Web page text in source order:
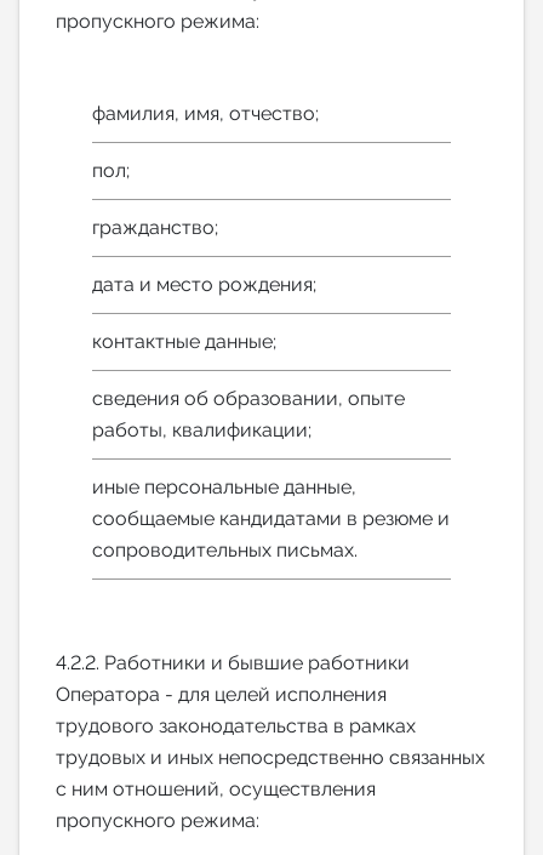
пропускного режима:
фамилия, имя, отчество;
пол;
гражданство;
дата и место рождения;
контактные данные;
сведения об образовании, опыте
работы, квалификации;
иные персональные данные,
сообщаемые кандидатами в резюме и
сопроводительных письмах.
4.2.2. Работники и бывшие работники
Оператора - для целей исполнения
трудового законодательства в рамках
трудовых и иных непосредственно связанных
с ним отношений, осуществления
пропускного режима: